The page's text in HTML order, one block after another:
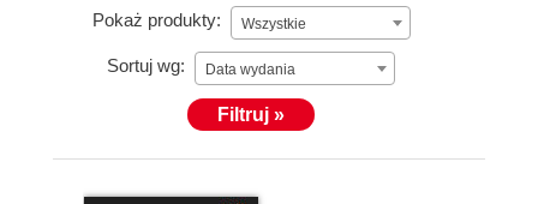
Pokaż produkty: Wszystkie
Sortuj wg: Data wydania
Filtruj »